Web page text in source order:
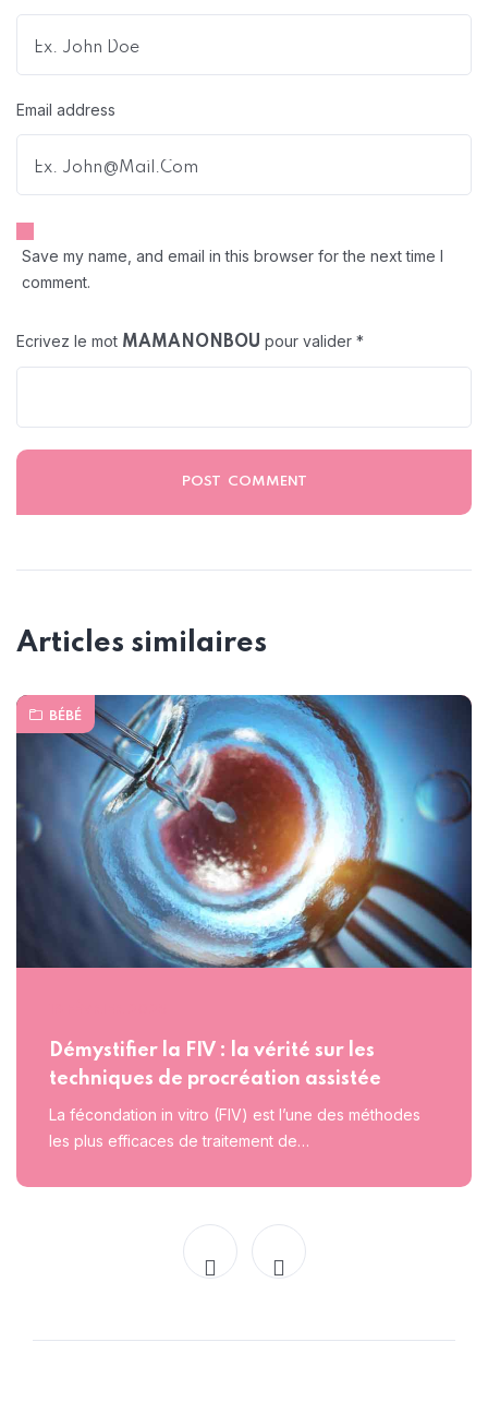
Email address
Save my name, and email in this browser for the next time I
comment.
Ecrivez le mot MAMANONBOU pour valider *
Articles similaires
BÉBÉ
Démystifier la FIV : la vérité sur les
techniques de procréation assistée
La fécondation in vitro (FIV) est l’une des méthodes
les plus efficaces de traitement de…